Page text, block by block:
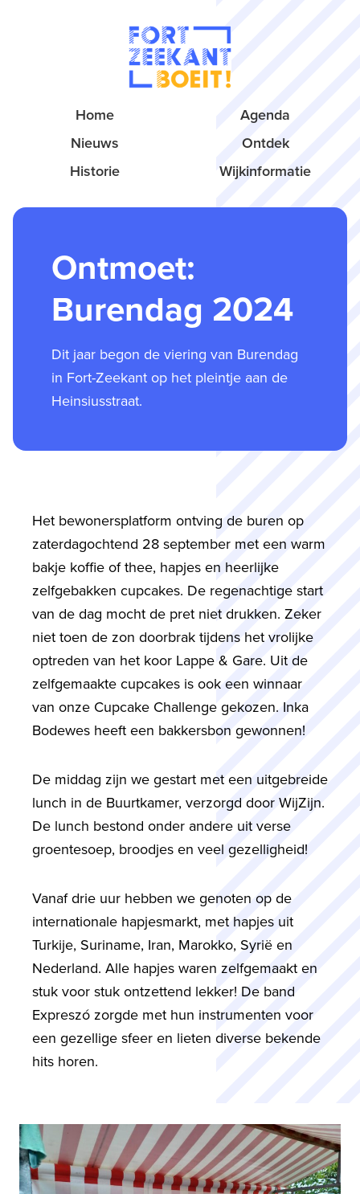
Home
Agenda
Nieuws
Ontdek
Historie
Wijkinformatie
Ontmoet:
Burendag 2024
Dit jaar begon de viering van Burendag
in Fort-Zeekant op het pleintje aan de
Heinsiusstraat.
Het bewonersplatform ontving de buren op
zaterdagochtend 28 september met een warm
bakje koffie of thee, hapjes en heerlijke
zelfgebakken cupcakes. De regenachtige start
van de dag mocht de pret niet drukken. Zeker
niet toen de zon doorbrak tijdens het vrolijke
optreden van het koor Lappe & Gare. Uit de
zelfgemaakte cupcakes is ook een winnaar
van onze Cupcake Challenge gekozen. Inka
Bodewes heeft een bakkersbon gewonnen!
De middag zijn we gestart met een uitgebreide
lunch in de Buurtkamer, verzorgd door WijZijn.
De lunch bestond onder andere uit verse
groentesoep, broodjes en veel gezelligheid!
Vanaf drie uur hebben we genoten op de
internationale hapjesmarkt, met hapjes uit
Turkije, Suriname, Iran, Marokko, Syrië en
Nederland. Alle hapjes waren zelfgemaakt en
stuk voor stuk ontzettend lekker! De band
Expreszó zorgde met hun instrumenten voor
een gezellige sfeer en lieten diverse bekende
hits horen.